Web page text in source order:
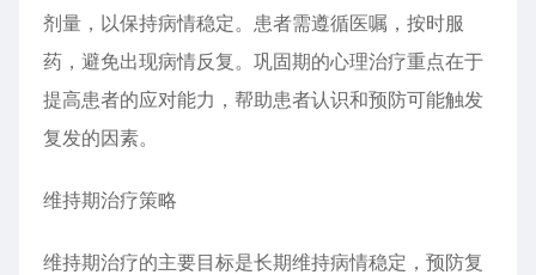
剂量，以保持病情稳定。患者需遵循医嘱，按时服
药，避免出现病情反复。巩固期的心理治疗重点在于
提高患者的应对能力，帮助患者认识和预防可能触发
复发的因素。
维持期治疗策略
维持期治疗的主要目标是长期维持病情稳定，预防复